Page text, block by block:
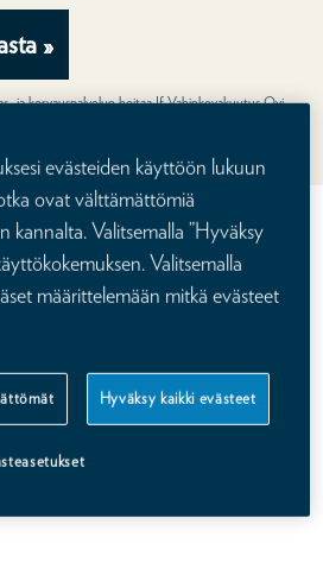
»
ja korvauspalvelun hoitaa If Vahinkovakuutus Oyj,
evästeiden käyttöön lukuun
ovat välttämättömiä
kannalta. Valitsemalla ”Hyväksy
Valitsemalla
määrittelemään mitkä evästeet
Hyväksy kaikki evästeet